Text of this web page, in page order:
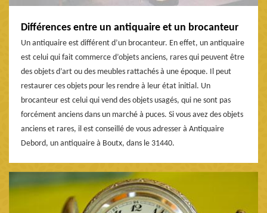
Différences entre un antiquaire et un brocanteur
Un antiquaire est différent d’un brocanteur. En effet, un antiquaire
est celui qui fait commerce d’objets anciens, rares qui peuvent être
des objets d’art ou des meubles rattachés à une époque. Il peut
restaurer ces objets pour les rendre à leur état initial. Un
brocanteur est celui qui vend des objets usagés, qui ne sont pas
forcément anciens dans un marché à puces. Si vous avez des objets
anciens et rares, il est conseillé de vous adresser à Antiquaire
Debord, un antiquaire à Boutx, dans le 31440.